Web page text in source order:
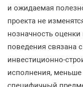
и ожидаемая
проекта не
нозначность оценки
поведения связана с
инвестиционно-
исполнения, меньше